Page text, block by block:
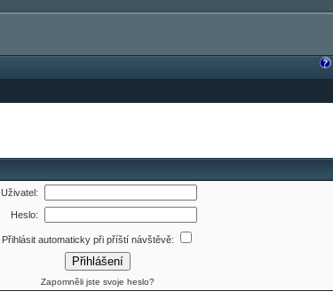
Uživatel:
Heslo:
Přihlásit automaticky při příští návštěvě:
Zapomněli jste svoje heslo?